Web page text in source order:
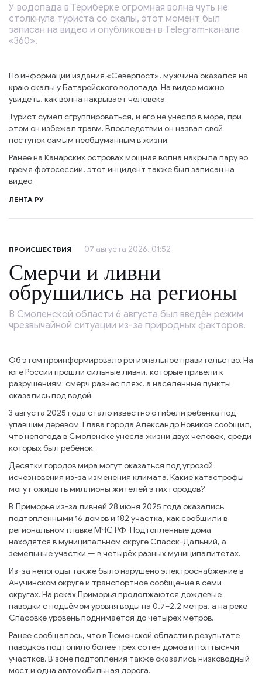
У водопада в Териберке огромная волна чуть не
столкнула туриста со скалы, этот момент был
записан на видео и опубликован в Telegram-канале
«360».
По информации издания «Северпост», мужчина оказался на
краю скалы у Батарейского водопада. На видео можно
увидеть, как волна накрывает человека.
Турист сумел сгруппироваться, и его не унесло в море, при
этом он избежал травм. Впоследствии он назвал свой
поступок самым необдуманным в жизни.
Ранее на Канарских островах мощная волна накрыла пару во
время фотосессии, этот инцидент также был записан на
видео.
ЛЕНТА РУ
ПРОИСШЕСТВИЯ 07 августа 2026, 01:52
Смерчи и ливни
обрушились на регионы
В Смоленской области 6 августа был введён режим
чрезвычайной ситуации из-за природных факторов.
Об этом проинформировало региональное правительство. На
юге России прошли сильные ливни, которые привели к
разрушениям: смерч разнёс пляж, а населённые пункты
оказались под водой.
3 августа 2025 года стало известно о гибели ребёнка под
упавшим деревом. Глава города Александр Новиков сообщил,
что непогода в Смоленске унесла жизни двух человек, среди
которых был ребёнок.
Десятки городов мира могут оказаться под угрозой
исчезновения из-за изменения климата. Какие катастрофы
могут ожидать миллионы жителей этих городов?
В Приморье из-за ливней 28 июня 2025 года оказались
подтопленными 16 домов и 182 участка, как сообщили в
региональном главке МЧС РФ. Подтопленные дома
находятся в муниципальном округе Спасск-Дальний, а
земельные участки — в четырёх разных муниципалитетах.
Из-за непогоды также было нарушено электроснабжение в
Анучинском округе и транспортное сообщение в семи
округах. На реках Приморья продолжаются дождевые
паводки с подъёмом уровня воды на 0,7–2,2 метра, а на реке
Спасовке уровень поднимается до четырёх метров.
Ранее сообщалось, что в Тюменской области в результате
паводков подтопило более трёх сотен домов и полтысячи
участков. В зоне подтопления также оказались низководный
мост и одна автомобильная дорога.